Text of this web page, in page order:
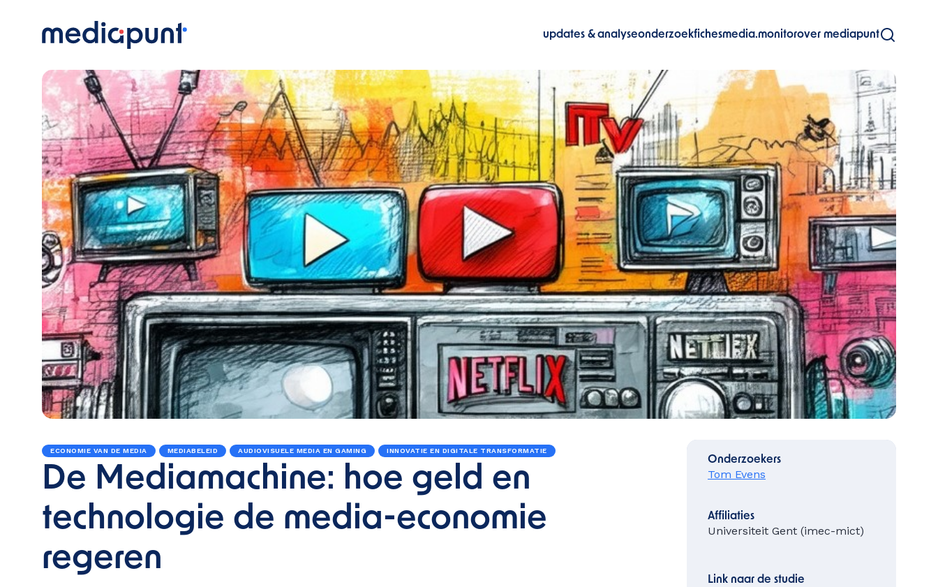
updates & analyseonderzoekfichesmedia.monitorover mediapunt
ECONOMIE VAN DE MEDIA MEDIABELEID AUDIOVISUELE MEDIA EN GAMING INNOVATIE EN DIGITALE TRANSFORMATIE
De Mediamachine: hoe geld en
technologie de media-economie
regeren
Onderzoekers
Tom Evens
Affiliaties
Universiteit Gent (imec-mict)
Link naar de studie